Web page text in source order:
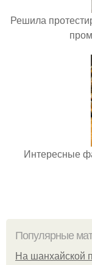
Решила
Интересные
Популярные
На шанхайской